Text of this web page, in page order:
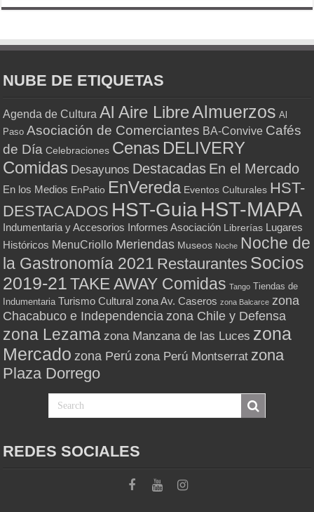
NUBE DE ETIQUETAS
Agenda de Cultura Al Aire LibreAlmuerzos Al
Paso Asociación de Comerciantes BA-Convive Cafés
de Día Celebraciones Cenas DELIVERY
Comidas Desayunos Destacadas En el Mercado
En los Medios EnPatio EnVereda Eventos Culturales HST-
DESTACADOS HST-GuiaHST-MAPA
Indumentaria y Accesorios Informes Asociación Librerías Lugares
Históricos MenuCriollo Meriendas Museos Noche Noche de
la Gastronomía 2021 Restaurantes Socios
2019-21 TAKE AWAY Comidas Tango Tiendas de
Indumentaria Turismo Cultural zona Av. Caseros zona Balcarce zona
Chacabuco e Independencia zona Chile y Defensa
zona Lezama zona Manzana de las Luces zona
Mercado zona Perú zona Perú Montserrat zona
Plaza Dorrego
REDES SOCIALES